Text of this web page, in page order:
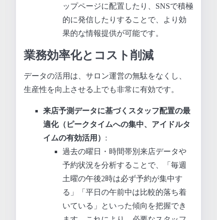
ップページに配置したり、SNSで積極
的に発信したりすることで、より効
果的な情報提供が可能です。
業務効率化とコスト削減
データの活用は、サロン運営の無駄をなくし、
生産性を向上させる上でも非常に有効です。
来店予測データに基づくスタッフ配置の最
適化（ピークタイムへの集中、アイドルタ
イムの有効活用） :
過去の曜日・時間帯別来店データや
予約状況を分析することで、「毎週
土曜の午後2時は必ず予約が集中す
る」「平日の午前中は比較的落ち着
いている」といった傾向を把握でき